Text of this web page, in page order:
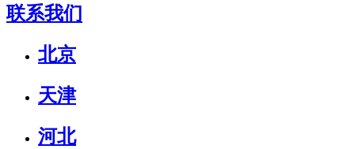
联系我们
北京
天津
河北